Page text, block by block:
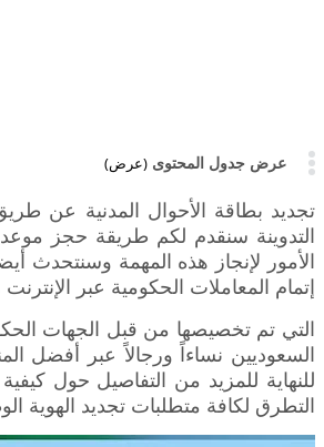
عرض جدول المحتوى (عرض)
تجديد بطاقة الأحوال المدنية عن
التدوينة سنقدم لكم طريقة حجز
إتمام المعاملات الحكومية عبر
التي تم تخصيصها من قبل الجهات
السعوديين نساءاً ورجالاً عبر أفضل
للنهاية للمزيد من التفاصيل حول
التطرق لكافة متطلبات تجديد الهوية الوطنية 2023